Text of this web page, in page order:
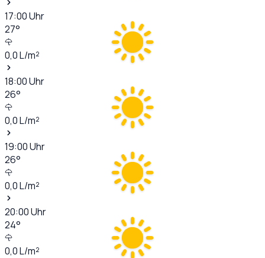
17:00Uhr
27°
0,0L/m²
18:00Uhr
26°
0,0L/m²
19:00Uhr
26°
0,0L/m²
20:00Uhr
24°
0,0L/m²